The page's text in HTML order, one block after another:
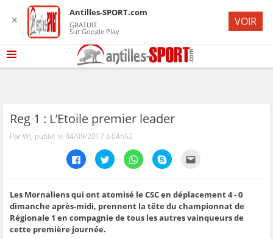
Reg 1 : L’Etoile premier leader
Par WJ, publié le 04/09/2017 à 04h52
C
l
e
z
p
o
u
r
C
l
e
z
p
o
u
C
l
e
z
p
o
u
C
l
e
z
p
o
u
e
z
p
o
u
Les Mornaliens qui ont atomisé le CSC en déplacement 4 - 0
dimanche après-midi, prennent la tête du championnat de
Régionale 1 en compagnie de tous les autres vainqueurs de
cette première journée.
✕
Antilles-SPORT.com
GRATUIT
Sur Google Play
VOIR